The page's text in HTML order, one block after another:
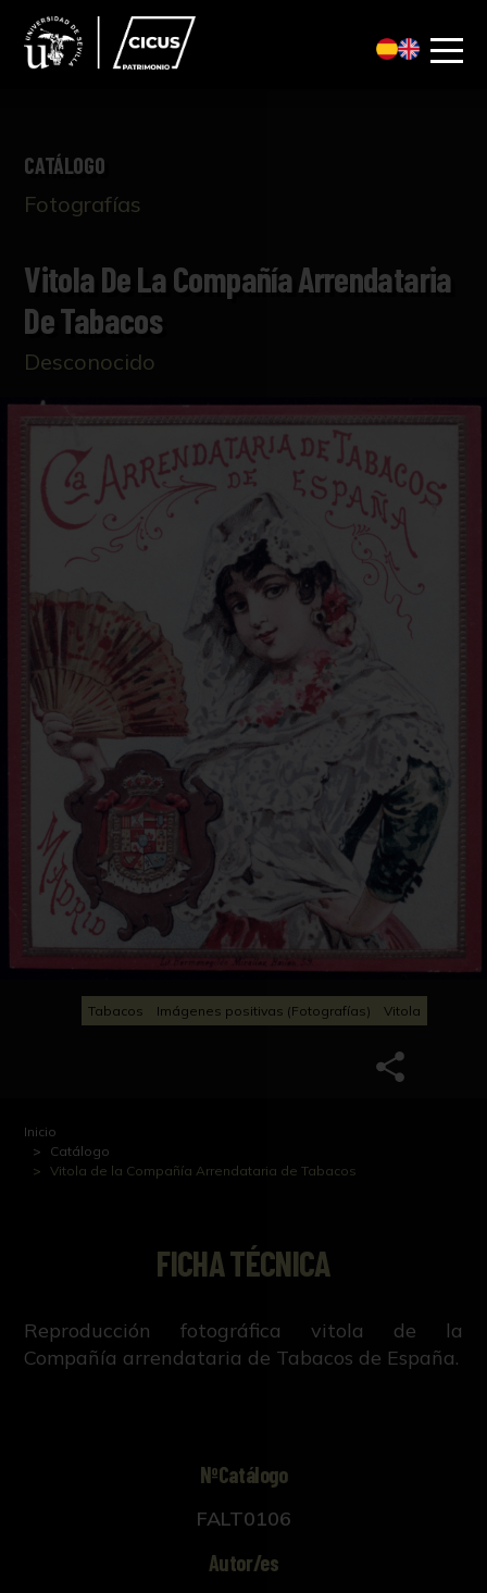
CATÁLOGO
Fotografías
Vitola De La Compañía Arrendataria
De Tabacos
Desconocido
Tabacos Imágenes positivas (Fotografías) Vitola
Inicio
Catálogo
Vitola de la Compañía Arrendataria de Tabacos
FICHA TÉCNICA
Reproducción fotográfica vitola de la
Compañía arrendataria de Tabacos de España.
NºCatálogo
FALT0106
Autor/es